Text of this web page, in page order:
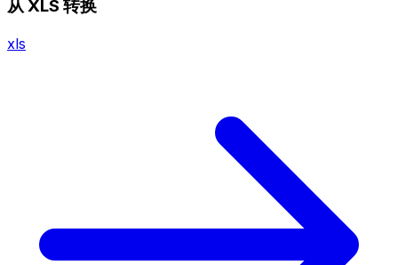
从 XLS 转换
xls